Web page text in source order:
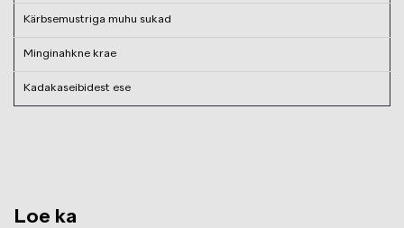
Kärbsemustriga muhu sukad
Minginahkne krae
Kadakaseibidest ese
Loe ka